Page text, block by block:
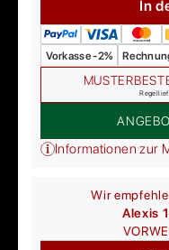
In
Vorkasse -2%
Informationen zur
Wir
Alexis